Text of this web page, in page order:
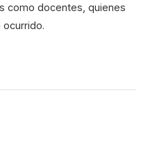
como docentes, quienes
ocurrido.